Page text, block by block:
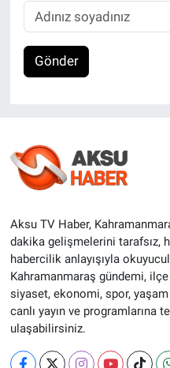
Gönder
Aksu TV Haber,
dakika gelişmelerini tarafsız,
habercilik anlayışıyla
Kahramanmaraş gündemi,
siyaset, ekonomi, spor,
canlı yayın ve programlarına
ulaşabilirsiniz.